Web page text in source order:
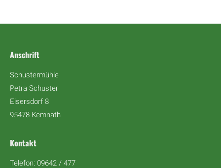
Anschrift
Schustermühle
Petra Schuster
Eisersdorf 8
95478 Kemnath
Kontakt
Telefon: 09642 / 477